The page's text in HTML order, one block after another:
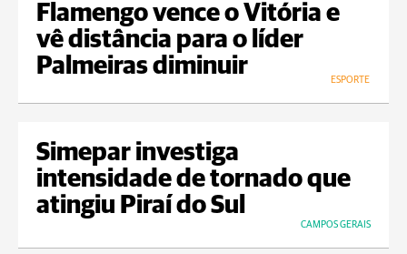
Flamengo vence o Vitória e
vê distância para o líder
Palmeiras diminuir
ESPORTE
Simepar investiga
intensidade de tornado que
atingiu Piraí do Sul
CAMPOS GERAIS